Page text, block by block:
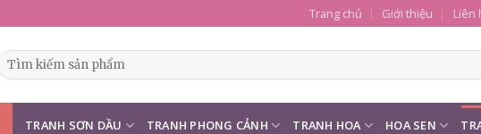
Trang chủ Giới thiệu Liên
TRANH SƠN DẦU TRANH PHONG CẢNH TRANH HOA HOA SEN